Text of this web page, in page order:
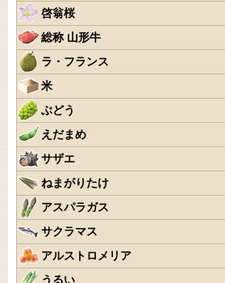
啓翁桜
総称 山形牛
ラ・フランス
米
ぶどう
えだまめ
サザエ
ねまがりたけ
アスパラガス
サクラマス
アルストロメリア
うるい